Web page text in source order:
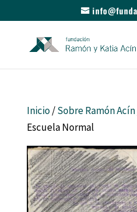
Inicio/Sobre Ramón Acín
Escuela Normal